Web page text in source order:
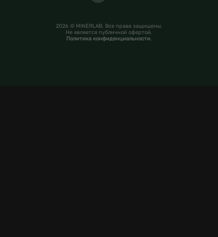
2026 © MINERLAB. Все права защищены.
Не является публичной офертой.
Политика конфиденциальности.